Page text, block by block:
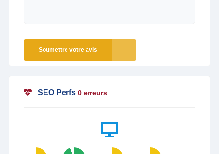
Soumettre votre avis
SEO Perfs 0 erreurs